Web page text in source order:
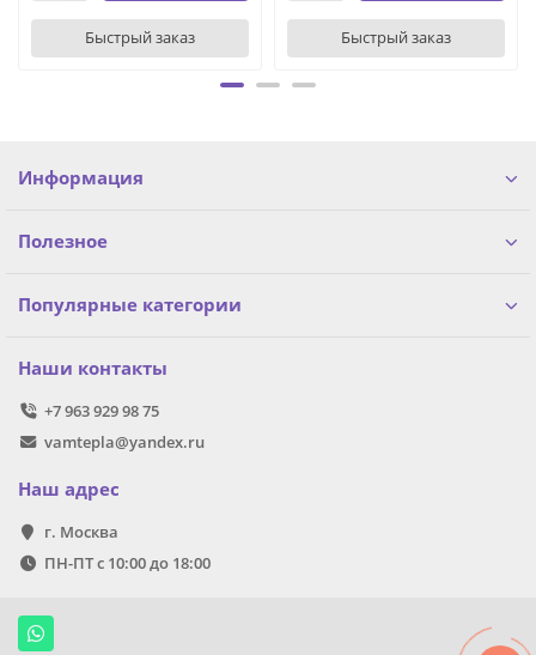
Быстрый заказ Быстрый заказ
Информация
Полезное
Популярные категории
Наши контакты
+7 963 929 98 75
vamtepla@yandex.ru
Наш адрес
г. Москва
ПН-ПТ с 10:00 до 18:00